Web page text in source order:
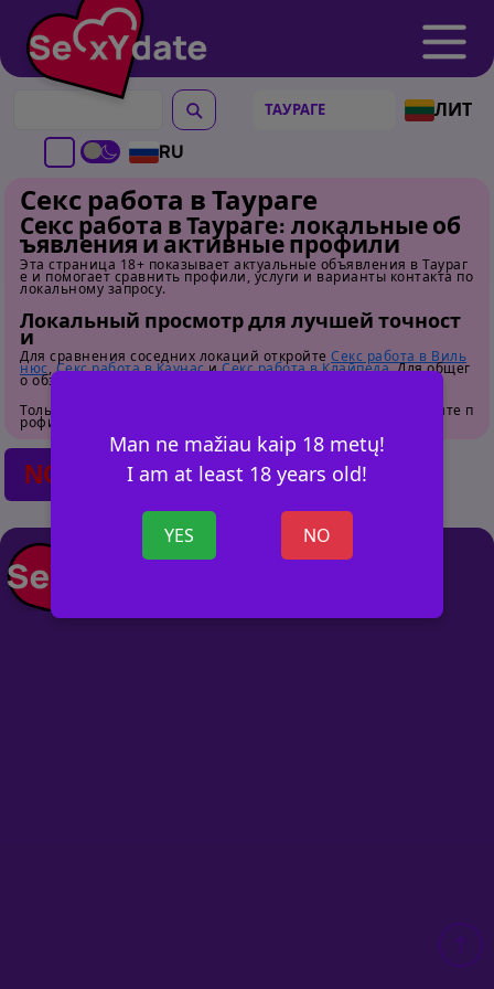
ЛИТ
RU
Man ne mažiau kaip 18 metų!
I am at least 18 years old!
YES NO
Секс работа в Таураге
Секс работа в Таураге: локальные об
ъявления и активные профили
Эта страница 18+ показывает актуальные объявления в Таураг
е и помогает сравнить профили, услуги и варианты контакта по
локальному запросу.
Локальный просмотр для лучшей точност
и
Для сравнения соседних локаций откройте Секс работа в Виль
нюс,Секс работа в КаунасиСекс работа в Клайпеда. Для общег
о обзора перейдите на
Только для взрослых. Перед контактом внимательно изучайте п
рофили.
NO POSTS FOUND
+ ОБЪЯВ